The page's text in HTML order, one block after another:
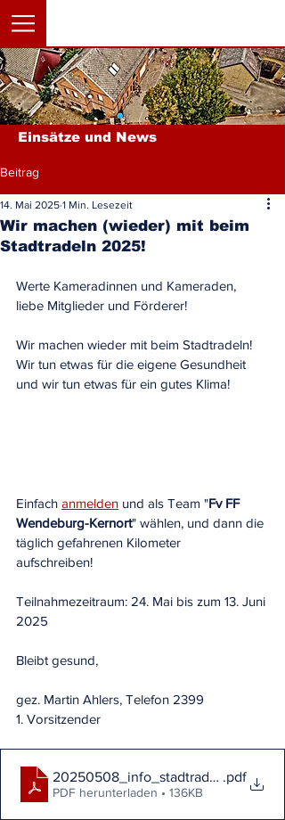
Einsätze und News
Beitrag
Wir machen (wieder) mit beim
Stadtradeln 2025!
14. Mai 2025 1 Min. Lesezeit
Werte Kameradinnen und Kameraden,
liebe Mitglieder und Förderer!
Wir machen wieder mit beim Stadtradeln!
Wir tun etwas für die eigene Gesundheit
und wir tun etwas für ein gutes Klima!
Einfach anmelden und als Team "Fv FF
Wendeburg-Kernort" wählen, und dann die
täglich gefahrenen Kilometer
aufschreiben!
Teilnahmezeitraum: 24. Mai bis zum 13. Juni
2025
Bleibt gesund,
gez. Martin Ahlers, Telefon 2399
1. Vorsitzender
20250508_info_stadtradeln.pdf
PDF herunterladen • 136KB